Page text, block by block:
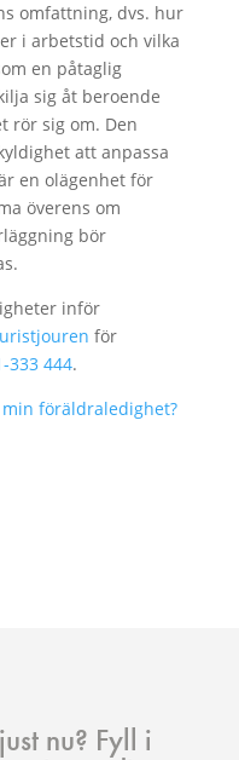
omfattning, dvs. hur
i arbetstid och vilka
en påtaglig
sig åt beroende
rör sig om. Den
att anpassa
en olägenhet för
överens om
bör
inför
för
333 444.
föräldraledighet?
nu? Fyll i